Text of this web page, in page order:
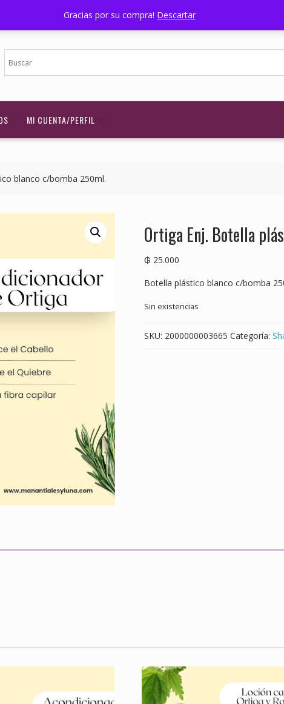
Gracias por su compra! Descartar
MI CUENTA/PERFIL
blanco c/bomba 250ml.
Ortiga Enj. Botella
₲ 25.000
Botella plástico blanco c/bomba
Sin existencias
SKU: 2000000003665 Categoría: